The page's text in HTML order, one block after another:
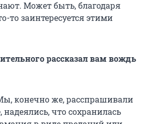
Может быть, благодаря
то заинтересуется этими
рассказал вам вождь
конечно же, расспрашивали
надеялись, что сохранилась